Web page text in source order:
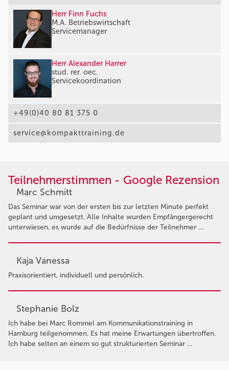
Herr Finn Fuchs
M.A. Betriebswirtschaft
Servicemanager
Herr Alexander Harrer
stud. rer. oec.
Servicekoordination
+49(0)40 80 81 375 0
service@kompakttraining.de
Teilnehmerstimmen - Google Rezension
Marc Schmitt
Das Seminar war von der ersten bis zur letzten Minute perfekt
geplant und umgesetzt. Alle Inhalte wurden Empfängergerecht
unterwiesen, es wurde auf die Bedürfnisse der Teilnehmer …
Kaja Vanessa
Praxisorientiert, individuell und persönlich.
Stephanie Bolz
Ich habe bei Marc Rommel am Kommunikationstraining in
Hamburg teilgenommen. Es hat meine Erwartungen übertroffen.
Ich habe selten an einem so gut strukturierten Seminar …